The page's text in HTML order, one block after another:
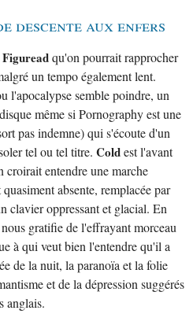
descente aux enfers
qu'on pourrait rapprocher
un tempo également lent.
l'apocalypse semble poindre, un
même si Pornography est une
pas indemne) qui s'écoute d'un
tel ou tel titre. Coldest l'avant
entendre une marche
absente, remplacée par
clavier oppressant et glacial. En
gratifie de l'effrayant morceau
à qui veut bien l'entendre qu'il a
de la nuit, la paranoïa et la folie
et de la dépression suggérés
anglais.